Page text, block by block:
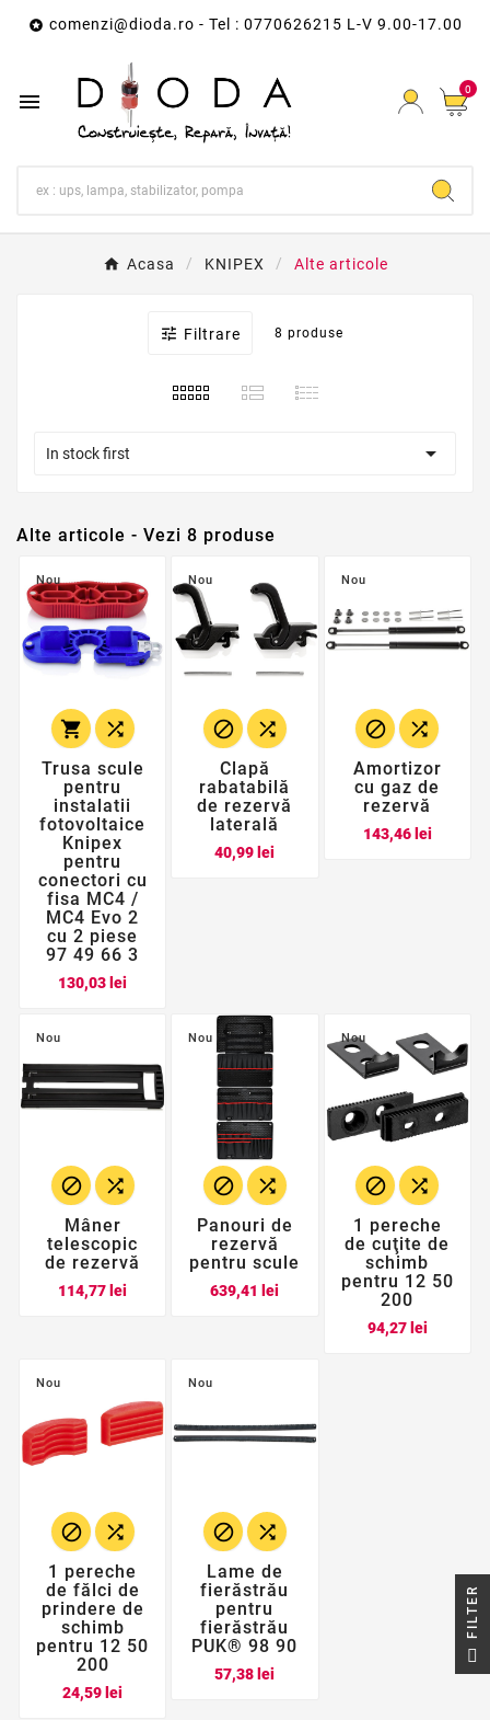
 comenzi@dioda.ro - Tel : 0770626215 L-V 9.00-17.00
 0
Acasa KNIPEX Alte articole
 Filtrare 8 produse
In stock first 
Alte articole - Vezi 8 produse
Nou
 
Trusa scule
pentru
instalatii
fotovoltaice
Knipex
pentru
conectori cu
fisa MC4 /
MC4 Evo 2
cu 2 piese
97 49 66 3
130,03 lei
Nou
 
Clapă
rabatabilă
de rezervă
laterală
40,99 lei
Nou
 
Amortizor
cu gaz de
rezervă
143,46 leiPret
Nou
 
Mâner
telescopic
de rezervă
114,77 lei
Nou
 
Panouri de
rezervă
pentru scule
639,41 lei
Nou
 
1 pereche
de cuţite de
schimb
pentru 12 50
200
94,27 leiPret
Nou
 
1 pereche
de fălci de
prindere de
schimb
pentru 12 50
200
24,59 lei
Nou
 
Lame de
fierăstrău
pentru
fierăstrău
PUK® 98 90
57,38 lei
R